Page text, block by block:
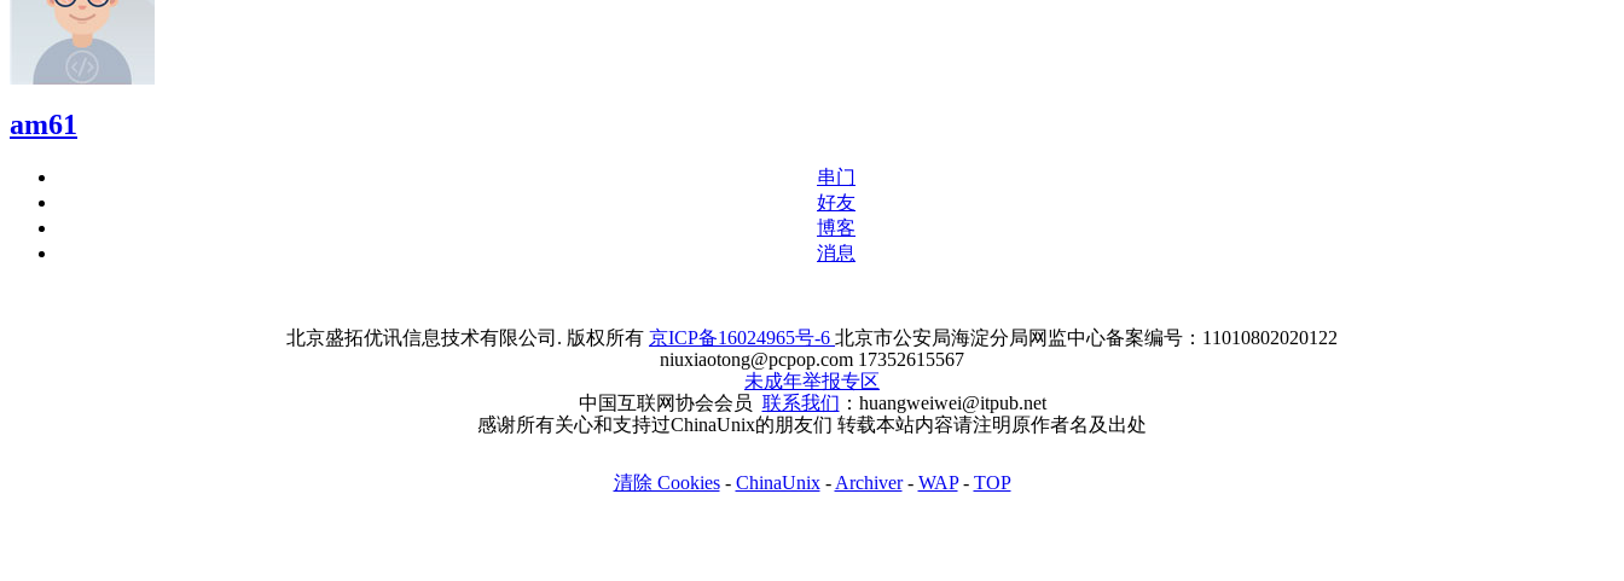
am61
串门
好友
博客
消息
北京盛拓优讯信息技术有限公司. 版权所有 京ICP备16024965号-6 北京市公安局海淀分局网监中心备案编号：11010802020122
niuxiaotong@pcpop.com 17352615567
未成年举报专区
中国互联网协会会员 联系我们 ：huangweiwei@itpub.net
感谢所有关心和支持过ChinaUnix的朋友们 转载本站内容请注明原作者名及出处
清除 Cookies- ChinaUnix- Archiver- WAP- TOP